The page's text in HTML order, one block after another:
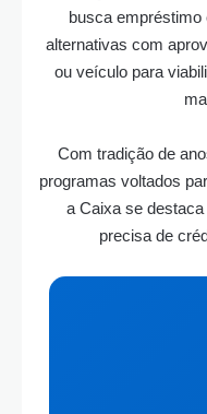
busca empréstimo
alternativas com
ou veículo para
Com tradição de
programas voltados
a Caixa se
precisa de